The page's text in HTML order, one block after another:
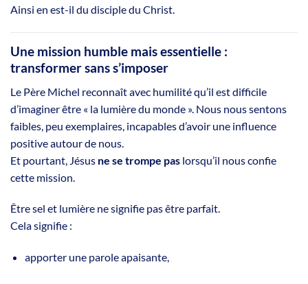
Ainsi en est-il du disciple du Christ.
Une mission humble mais essentielle :
transformer sans s’imposer
Le Père Michel reconnaît avec humilité qu’il est difficile
d’imaginer être « la lumière du monde ». Nous nous sentons
faibles, peu exemplaires, incapables d’avoir une influence
positive autour de nous.
Et pourtant, Jésus ne se trompe pas lorsqu’il nous confie
cette mission.
Être sel et lumière ne signifie pas être parfait.
Cela signifie :
apporter une parole apaisante,